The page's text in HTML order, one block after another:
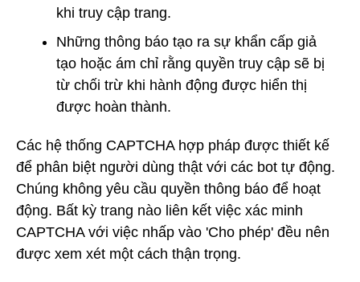
khi truy cập trang.
Những thông báo tạo ra sự khẩn cấp giả
tạo hoặc ám chỉ rằng quyền truy cập sẽ bị
từ chối trừ khi hành động được hiển thị
được hoàn thành.
Các hệ thống CAPTCHA hợp pháp được thiết kế
để phân biệt người dùng thật với các bot tự động.
Chúng không yêu cầu quyền thông báo để hoạt
động. Bất kỳ trang nào liên kết việc xác minh
CAPTCHA với việc nhấp vào 'Cho phép' đều nên
được xem xét một cách thận trọng.